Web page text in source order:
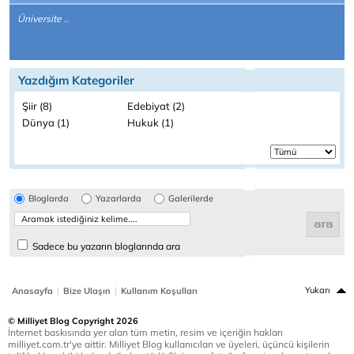
Üniversite ..
Yazdığım Kategoriler
Şiir (8)
Edebiyat (2)
Dünya (1)
Hukuk (1)
Bloglarda Yazarlarda Galerilerde
Sadece bu yazarın bloglarında ara
Anasayfa | Bize Ulaşın | Kullanım Koşulları Yukarı
© Milliyet Blog Copyright 2026
İnternet baskısında yer alan tüm metin, resim ve içeriğin hakları
milliyet.com.tr'ye aittir. Milliyet Blog kullanıcıları ve üyeleri, üçüncü kişilerin